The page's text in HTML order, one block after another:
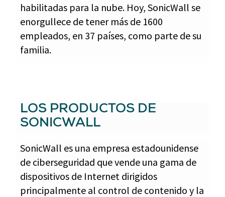
habilitadas para la nube. Hoy, SonicWall se
enorgullece de tener más de 1600
empleados, en 37 países, como parte de su
familia.
LOS PRODUCTOS DE
SONICWALL
SonicWall es una empresa estadounidense
de ciberseguridad que vende una gama de
dispositivos de Internet dirigidos
principalmente al control de contenido y la